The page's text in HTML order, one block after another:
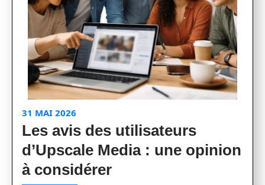
31 MAI 2026
Les avis des utilisateurs
d’Upscale Media : une opinion
à considérer